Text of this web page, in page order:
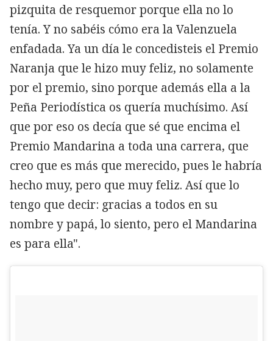
pizquita de resquemor porque ella no lo
tenía. Y no sabéis cómo era la Valenzuela
enfadada. Ya un día le concedisteis el Premio
Naranja que le hizo muy feliz, no solamente
por el premio, sino porque además ella a la
Peña Periodística os quería muchísimo. Así
que por eso os decía que sé que encima el
Premio Mandarina a toda una carrera, que
creo que es más que merecido, pues le habría
hecho muy, pero que muy feliz. Así que lo
tengo que decir: gracias a todos en su
nombre y papá, lo siento, pero el Mandarina
es para ella".